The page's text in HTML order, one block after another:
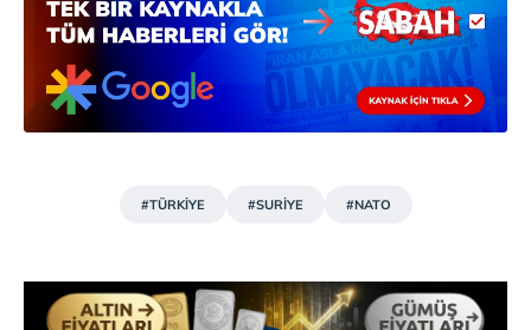
#TÜRKİYE #SURİYE #NATO